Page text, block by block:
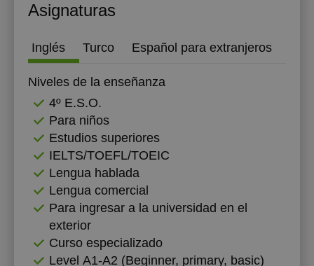
Asignaturas
Inglés Turco Español para extranjeros
Niveles de la enseñanza
4º E.S.O.
Para niños
Estudios superiores
IELTS/TOEFL/TOEIC
Lengua hablada
Lengua comercial
Para ingresar a la universidad en el
exterior
Curso especializado
Level А1-А2 (Beginner, primary, basic)
16:30
17:00
17:30
18:30
19:30
20:30
12:30
14:30
15:00
15:30
17:00 17:00